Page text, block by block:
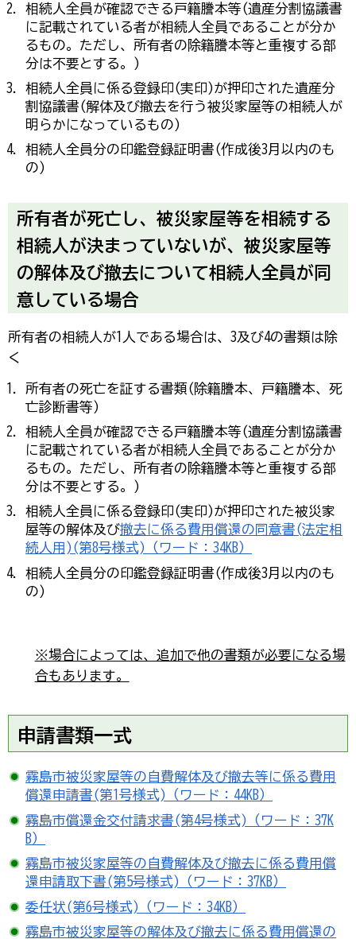
相続人全員が確認できる戸籍謄本等(遺産分割協議書
に記載されている者が相続人全員であることが分か
るもの。ただし、所有者の除籍謄本等と重複する部
分は不要とする。)
相続人全員に係る登録印(実印)が押印された遺産分
割協議書(解体及び撤去を行う被災家屋等の相続人が
明らかになっているもの)
相続人全員分の印鑑登録証明書(作成後3月以内のも
の)
所有者が死亡し、被災家屋等を相続する
相続人が決まっていないが、被災家屋等
の解体及び撤去について相続人全員が同
意している場合
所有者の相続人が1人である場合は、3及び4の書類は除
く
所有者の死亡を証する書類(除籍謄本、戸籍謄本、死
亡診断書等)
相続人全員が確認できる戸籍謄本等(遺産分割協議書
に記載されている者が相続人全員であることが分か
るもの。ただし、所有者の除籍謄本等と重複する部
分は不要とする。)
相続人全員に係る登録印(実印)が押印された被災家
屋等の解体及び撤去に係る費用償還の同意書(法定相
続人用)(第8号様式)（ワード：34KB）
相続人全員分の印鑑登録証明書(作成後3月以内のも
の)
※場合によっては、追加で他の書類が必要になる場
合もあります。
申請書類一式
霧島市被災家屋等の自費解体及び撤去等に係る費用
償還申請書(第1号様式)（ワード：44KB）
霧島市償還金交付請求書(第4号様式)（ワード：37K
B）
霧島市被災家屋等の自費解体及び撤去に係る費用償
還申請取下書(第5号様式)（ワード：37KB）
委任状(第6号様式)（ワード：34KB）
霧島市被災家屋等の解体及び撤去に係る費用償還の